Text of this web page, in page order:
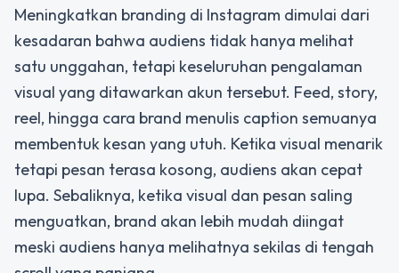
Meningkatkan branding di Instagram dimulai dari
kesadaran bahwa audiens tidak hanya melihat
satu unggahan, tetapi keseluruhan pengalaman
visual yang ditawarkan akun tersebut. Feed, story,
reel, hingga cara brand menulis caption semuanya
membentuk kesan yang utuh. Ketika visual menarik
tetapi pesan terasa kosong, audiens akan cepat
lupa. Sebaliknya, ketika visual dan pesan saling
menguatkan, brand akan lebih mudah diingat
meski audiens hanya melihatnya sekilas di tengah